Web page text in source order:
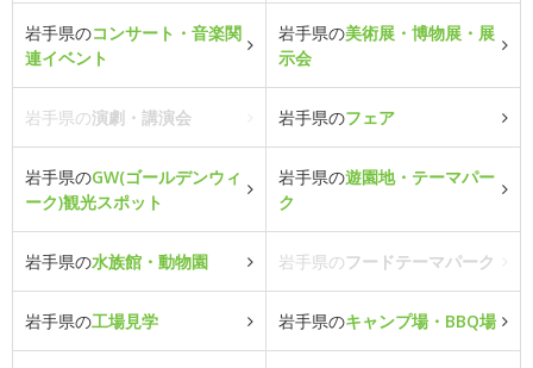
岩手県のコンサート・音楽関
連イベント
岩手県の美術展・博物展・展
示会
岩手県の演劇・講演会 岩手県のフェア
岩手県のGW(ゴールデンウィ
ーク)観光スポット
岩手県の遊園地・テーマパー
ク
岩手県の水族館・動物園 岩手県のフードテーマパーク
岩手県の工場見学 岩手県のキャンプ場・BBQ場